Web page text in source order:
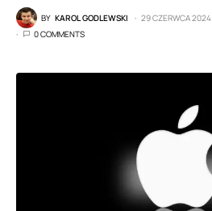
BY KAROL GODLEWSKI 29 CZERWCA 2024
0 COMMENTS